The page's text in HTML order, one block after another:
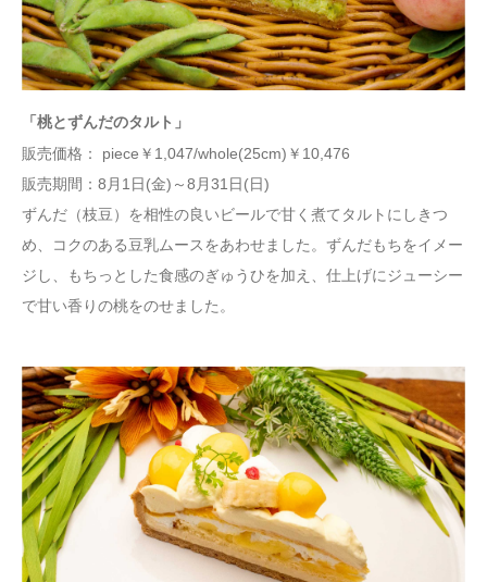
「桃とずんだのタルト」
販売価格： piece￥1,047/whole(25cm)￥10,476
販売期間：8月1日(金)～8月31日(日)
ずんだ（枝豆）を相性の良いビールで甘く煮てタルトにしきつ
め、コクのある豆乳ムースをあわせました。ずんだもちをイメー
ジし、もちっとした食感のぎゅうひを加え、仕上げにジューシー
で甘い香りの桃をのせました。